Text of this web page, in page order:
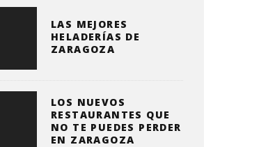
LAS MEJORES
HELADERÍAS DE
ZARAGOZA
LOS NUEVOS
RESTAURANTES QUE
NO TE PUEDES PERDER
EN ZARAGOZA